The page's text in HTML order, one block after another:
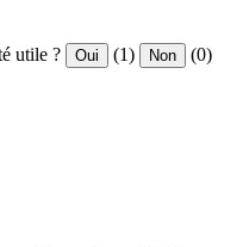
utile ? Oui (1) Non (0)